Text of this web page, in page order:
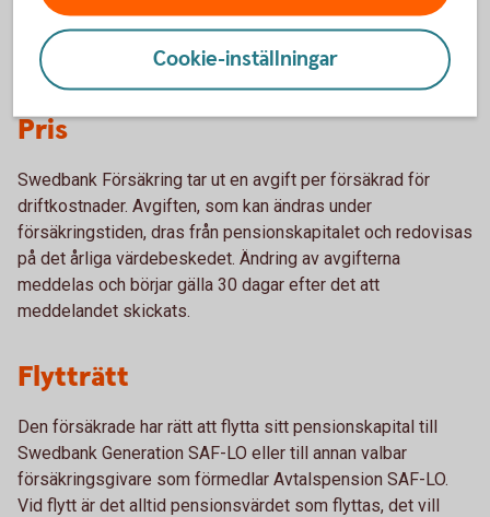
tid bestämd avkastningsränta. Avkastningsräntan bestäms
som en funktion av totalavkastningen och värdet av
förväntade garantiutbetalningar.
Pris
Swedbank Försäkring tar ut en avgift per försäkrad för
driftkostnader. Avgiften, som kan ändras under
försäkringstiden, dras från pensionskapitalet och redovisas
på det årliga värdebeskedet. Ändring av avgifterna
meddelas och börjar gälla 30 dagar efter det att
meddelandet skickats.
Flytträtt
Den försäkrade har rätt att flytta sitt pensionskapital till
Swedbank Generation SAF-LO eller till annan valbar
försäkringsgivare som förmedlar Avtalspension SAF-LO.
Vid flytt är det alltid pensionsvärdet som flyttas, det vill
Cookie-inställningar